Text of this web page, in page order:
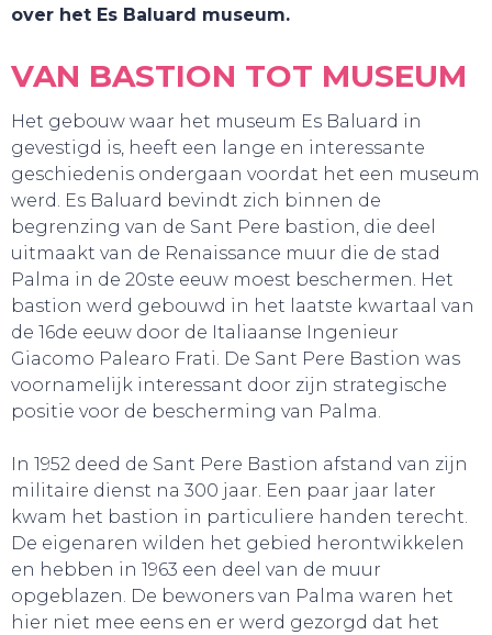
TOURS
over het Es Baluard museum.
VAN BASTION TOT MUSEUM
Het gebouw waar het museum Es Baluard in
gevestigd is, heeft een lange en interessante
geschiedenis ondergaan voordat het een museum
werd. Es Baluard bevindt zich binnen de
begrenzing van de Sant Pere bastion, die deel
uitmaakt van de Renaissance muur die de stad
Palma in de 20ste eeuw moest beschermen. Het
bastion werd gebouwd in het laatste kwartaal van
de 16de eeuw door de Italiaanse Ingenieur
Giacomo Palearo Frati. De Sant Pere Bastion was
voornamelijk interessant door zijn strategische
positie voor de bescherming van Palma.
In 1952 deed de Sant Pere Bastion afstand van zijn
militaire dienst na 300 jaar. Een paar jaar later
kwam het bastion in particuliere handen terecht.
De eigenaren wilden het gebied herontwikkelen
en hebben in 1963 een deel van de muur
opgeblazen. De bewoners van Palma waren het
hier niet mee eens en er werd gezorgd dat het